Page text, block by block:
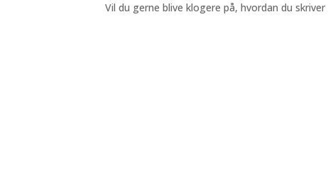
Vil du gerne blive klogere på, hvordan du